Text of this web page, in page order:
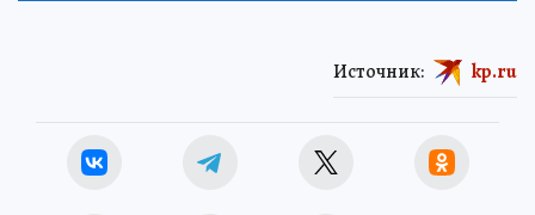
Источник: kp.ru